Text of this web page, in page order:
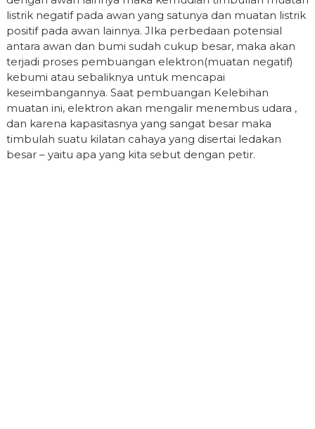
listrik negatif pada awan yang satunya dan muatan listrik
positif pada awan lainnya. JIka perbedaan potensial
antara awan dan bumi sudah cukup besar, maka akan
terjadi proses pembuangan elektron(muatan negatif)
kebumi atau sebaliknya untuk mencapai
keseimbangannya. Saat pembuangan Kelebihan
muatan ini, elektron akan mengalir menembus udara ,
dan karena kapasitasnya yang sangat besar maka
timbulah suatu kilatan cahaya yang disertai ledakan
besar – yaitu apa yang kita sebut dengan petir.